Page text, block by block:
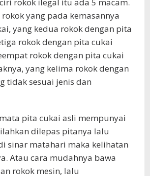
yang pada kemasannya
yang kedua rokok dengan pita
rokok dengan pita cukai
rokok dengan pita cukai
yang kelima rokok dengan
tidak sesuai jenis dan
mata pita cukai asli mempunyai
dilepas pitanya lalu
sinar matahari maka kelihatan
Atau cara mudahnya bawa
rokok mesin, lalu